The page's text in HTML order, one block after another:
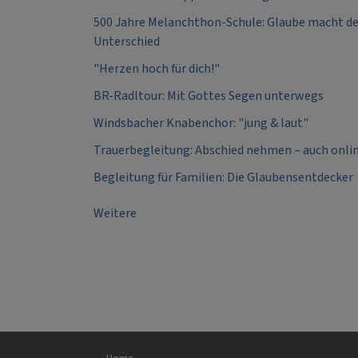
500 Jahre Melanchthon-Schule: Glaube macht
Unterschied
"Herzen hoch für dich!"
BR-Radltour: Mit Gottes Segen unterwegs
Windsbacher Knabenchor: "jung & laut"
Trauerbegleitung: Abschied nehmen – auch
Begleitung für Familien: Die Glaubensentdecker
Weitere
Hauptnavigation